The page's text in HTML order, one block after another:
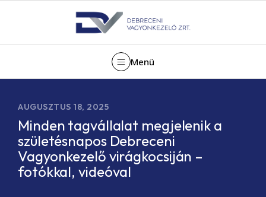
Menü
AUGUSZTUS 18, 2025
Minden tagvállalat megjelenik a
születésnapos Debreceni
Vagyonkezelő virágkocsiján –
fotókkal, videóval